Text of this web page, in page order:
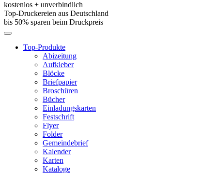
kostenlos + unverbindlich
Top-Druckereien aus Deutschland
bis 50% sparen beim Druckpreis
Toggle
navigationTop-Produkte
Abizeitung
Aufkleber
Blöcke
Briefpapier
Broschüren
Bücher
Einladungskarten
Festschrift
Flyer
Folder
Gemeindebrief
Kalender
Karten
Kataloge